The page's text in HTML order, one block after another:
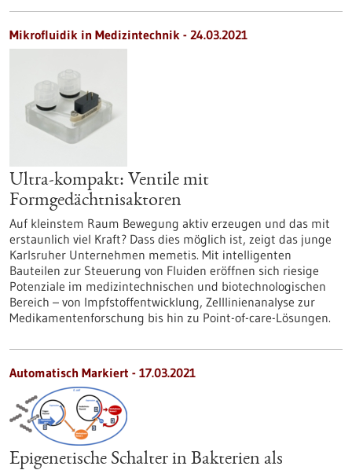
Mikrofluidik in Medizintechnik - 24.03.2021
Ultra-kompakt: Ventile mit
Formgedächtnisaktoren
Auf kleinstem Raum Bewegung aktiv erzeugen und das mit
erstaunlich viel Kraft? Dass dies möglich ist, zeigt das junge
Karlsruher Unternehmen memetis. Mit intelligenten
Bauteilen zur Steuerung von Fluiden eröffnen sich riesige
Potenziale im medizintechnischen und biotechnologischen
Bereich – von Impfstoffentwicklung, Zelllinienanalyse zur
Medikamentenforschung bis hin zu Point-of-care-Lösungen.
Automatisch Markiert - 17.03.2021
Epigenetische Schalter in Bakterien als